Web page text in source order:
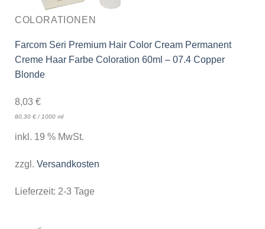
COLORATIONEN
Farcom Seri Premium Hair Color Cream Permanent
Creme Haar Farbe Coloration 60ml – 07.4 Copper
Blonde
8,03 €
80,30 €/1000 ml
inkl. 19 % MwSt.
zzgl. Versandkosten
Lieferzeit: 2-3 Tage